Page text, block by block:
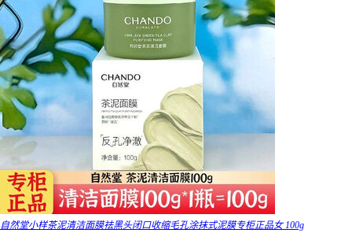
自然堂小样茶泥清洁面膜祛黑头闭口收缩毛孔涂抹式泥膜专柜正品女 100g